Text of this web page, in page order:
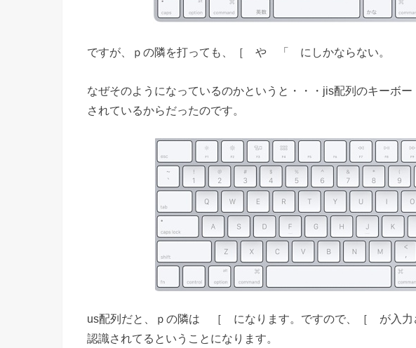
ですが、ｐの隣を打っても、［ や 「 にしかならない。
なぜそのようになっているのかというと・・・jis配列のキーボ
されているからだったのです。
us配列だと、ｐの隣は ［ になります。ですので、［ が入力
認識されてるということになります。